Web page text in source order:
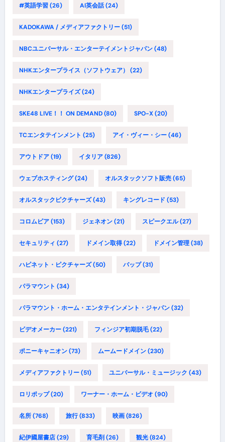
#英語学習(26) AI英会話(24)
KADOKAWA / メディアファクトリー(51)
NBCユニバーサル・エンターテイメントジャパン(48)
NHKエンタープライス（ソフトウェア） (22)
NHKエンタープライズ(24)
SKE48 LIVE！！ ON DEMAND(80) SPO-X(20)
TCエンタテインメント (25) アイ・ヴィー・シー(46)
アウトドア(19) イタリア(826)
ウェブホスティング(24) オルスタックソフト販売(65)
オルスタックピクチャーズ(43) キングレコード (53)
コロムビア(153) ジェネオン(21) スピークエル(27)
セキュリティ (27) ドメイン取得(22) ドメイン管理(38)
ハピネット・ピクチャーズ(50) バップ(31)
パラマウント (34)
パラマウント・ホーム・エンタテインメント・ジャパン(32)
ビデオメーカー(221) フィンジア初期脱毛(22)
ポニーキャニオン(73) ムームードメイン(230)
メディアファクトリー(51) ユニバーサル・ミュージック (43)
ロリポップ(20) ワーナー・ホーム・ビデオ (90)
名所(768) 旅行(833) 映画(826)
紀伊國屋書店(29) 育毛剤 (26) 観光(824)